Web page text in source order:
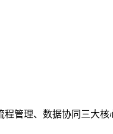
管理、数据协同三大